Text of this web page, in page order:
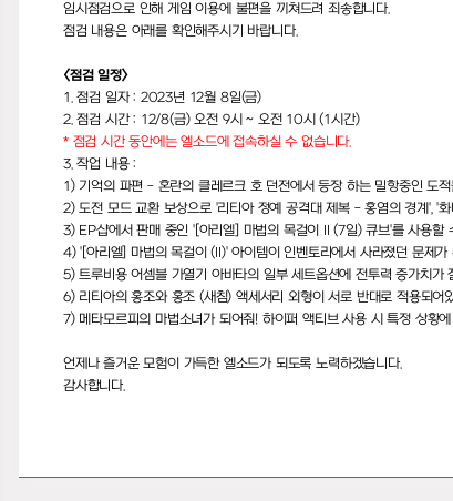
임시점검으로 인해 게임 이용에 불편을 끼쳐드려 죄송합니다.
점검 내용은 아래를 확인해주시기 바랍니다.
<점검 일정>
1. 점검 일자 : 2023년 12월 8일(금)
2. 점검 시간 : 12/8(금)오전9시 ~ 오전10시 (1 시간)
* 점검 시간 동안에는 엘소드에 접속하실 수 없습니다.
3. 작업 내용 :
1) 기억의 파편 - 혼란의 클레르크 호 던전에서 등장 하는 밀항중인 도적
2)도전 모드 교환 보상으로'리티아 정예 공격대 제복-홍염의 경계', '
3) EP샵에서 판매 중인 '[ 아리엘 마법의 목걸이 II (7일)큐브'를 사용할
4) '[ 아리엘] 마법의 목걸이 (II)'아이템이 인벤토리에서 사라졌던 문제가
5)트루비용 어셈블 가열기 아바타의 일부 세트옵션에 전투력 증가치가
6) 리티아의 홍조와 홍조 (새침) 액세서리 외형이 서로 반대로 적용되어
7) 메타모르피의 마법소녀가 되어줘! 하이퍼 액티브 사용 시 특정 상황에
언제나 즐거운 모험이 가득한 엘소드가 되도록 노력하겠습니다.
감사합니다.